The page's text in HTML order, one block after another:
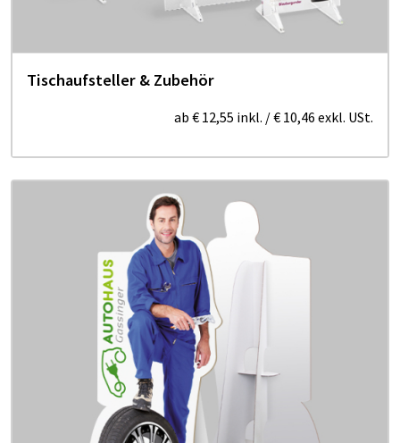
Tischaufsteller & Zubehör
ab € 12,55 inkl. /€ 10,46 exkl. USt.